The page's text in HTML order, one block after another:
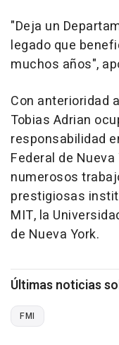
"Deja un
legado que
muchos años",
Con anterioridad
Tobias Adrian
responsabilidad
Federal de
numerosos
prestigiosas
MIT, la
de Nueva York.
Últimas noticias
FMI